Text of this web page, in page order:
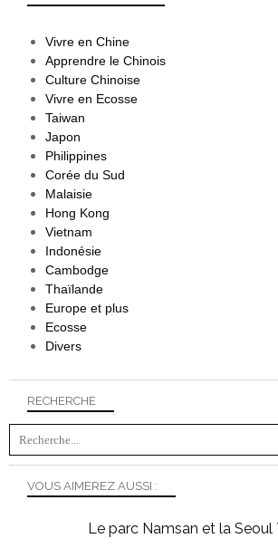
RECHERCHE
VOUS AIMEREZ AUSSI :
Le parc Namsan et la Seoul
Vivre en Chine
Apprendre le Chinois
Culture Chinoise
Vivre en Ecosse
Taiwan
Japon
Philippines
Corée du Sud
Malaisie
Hong Kong
Vietnam
Indonésie
Cambodge
Thaïlande
Europe et plus
Ecosse
Divers